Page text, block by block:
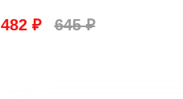
482 ₽ 645 ₽